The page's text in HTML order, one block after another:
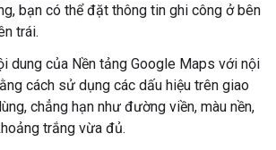
bạn có thể đặt thông tin ghi công ở bên
trái.
dung của Nền tảng Google Maps với nội
cách sử dụng các dấu hiệu trên giao
chẳng hạn như đường viền, màu nền,
trắng vừa đủ.